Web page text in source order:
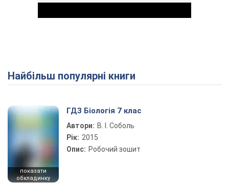
Play Video
Найбільш популярні книги
показати
обкладинку
ГДЗ Біологія 7 клас
Автори: В. І. Соболь
Рік: 2015
Опис: Робочий зошит